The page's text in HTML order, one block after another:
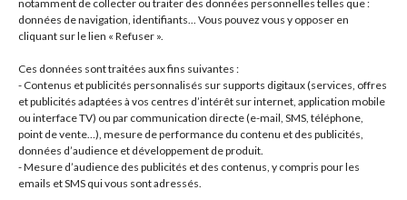
notamment de collecter ou traiter des données personnelles telles que :
données de navigation, identifiants... Vous pouvez vous y opposer en
cliquant sur le lien « Refuser ».
Ces données sont traitées aux fins suivantes :
- Contenus et publicités personnalisés sur supports digitaux (services, offres
et publicités adaptées à vos centres d’intérêt sur internet, application mobile
ou interface TV) ou par communication directe (e-mail, SMS, téléphone,
point de vente…), mesure de performance du contenu et des publicités,
données d’audience et développement de produit.
- Mesure d’audience des publicités et des contenus, y compris pour les
emails et SMS qui vous sont adressés.
produits
Transmission primaire / Primary transmission 11
Transmission secondaire / Secondary transmission
produits
Visserie / Bolts and nuts 88
produits
Litterature / Books 1111
produits
Autres modèles, Divers / Others models, Misc. 3737
produits
Dell'Orto 4242
produits
Brembo 19
produits
Motos complètes 2222